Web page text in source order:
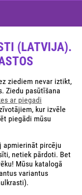
(LATVIJA).
ziediem nevar iztikt,
Ziedu pasūtīšana
ar piegadi
kur izvēle
piegādi mūsu
apmierināt pircēju
netiek pārdoti. Bet
Mūsu katalogā
variantus